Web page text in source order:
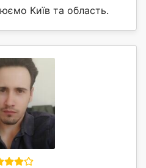
Київ та область.